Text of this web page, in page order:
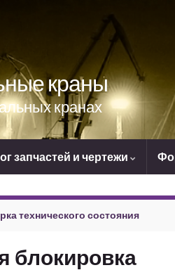
краны
кранах
запчастей и чертежи
технического состояния
блокировка